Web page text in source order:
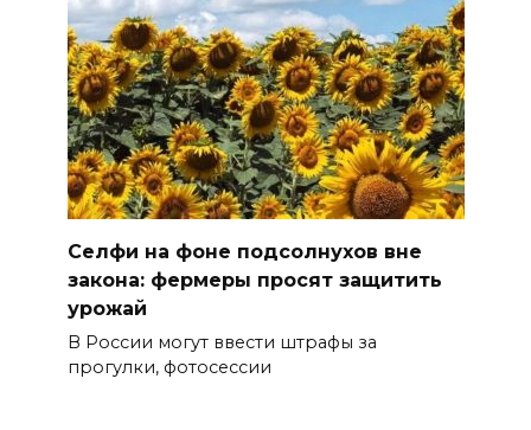
Селфи на фоне подсолнухов вне
закона: фермеры просят защитить
урожай
В России могут ввести штрафы за
прогулки, фотосессии